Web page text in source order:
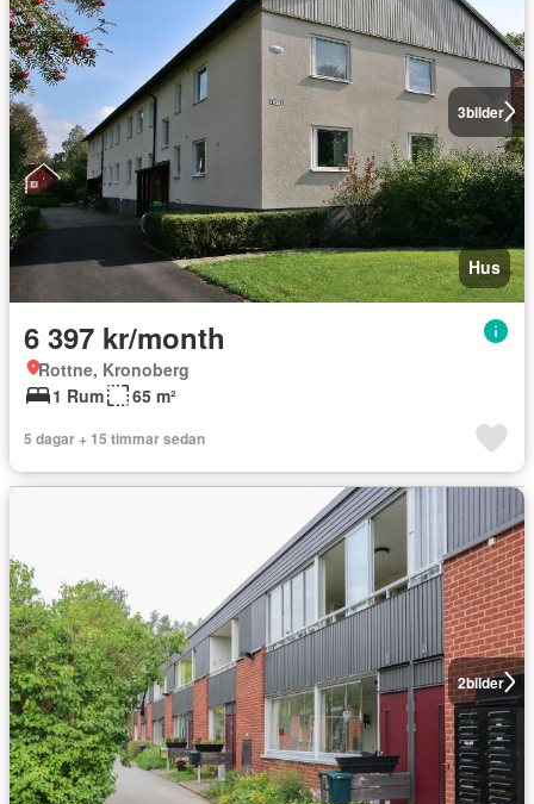
3bilder
Hus
6 397 kr/month
Rottne, Kronoberg
1 Rum
65 m²
5 dagar + 15 timmar sedan
2bilder